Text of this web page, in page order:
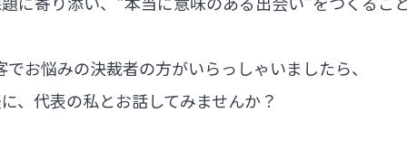
お悩みの決裁者の方がいらっしゃいましたら、
、代表の私とお話してみませんか？